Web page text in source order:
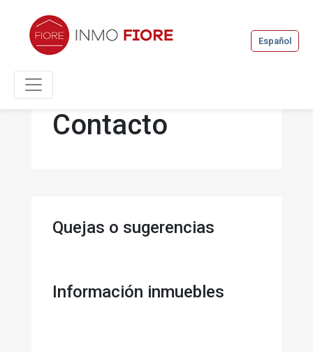
Español
Contacto
Quejas o sugerencias
Información inmuebles